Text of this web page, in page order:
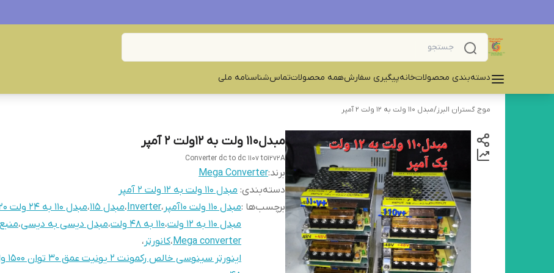
دسته‌بندی محصولاتخانهپیگیری سفارشهمه محصولاتتماس‌شناسنامه ملی
موج گستران البرز/مبدل 110 ولت به ۱۲ ولت ۲ آمپر
مبدل۱۱۰ ولت به ۱۲ولت ۲ آمپر
Converter dc to dc 110v to12v2A
برند:Mega Converter
دسته‌بندی: مبدل 110 ولت به ۱۲ ولت ۲ آمپر
برچسب‌ها :مبدل ۱۱۰ ولت ۱۰آمپر ،Inverter،مبدل ۱۱۵ ،مبدل 110 به 24 ولت 20 آمپر
مبدل ۱۱۰ به ۱۲ ولت
،۱۱۰ به ۴۸ ولت ،مبدل دیسی به دیسی،
Mega converter،کانورتر ،
اینورتر